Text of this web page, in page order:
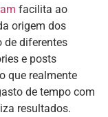
facilita ao
origem dos
de diferentes
e posts
que realmente
de tempo com
resultados.